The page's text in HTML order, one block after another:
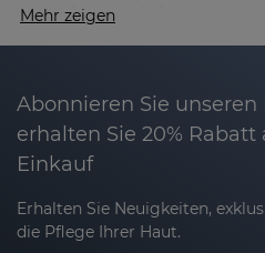
Was ist Azelainsäure
vielfältigen
Beruhigend:
Sebumregulierend:
Mehr zeigen
Abonnieren Sie
erhalten Sie 20%
Einkauf
Erhalten Sie Neuigkeiten,
die Pflege Ihrer Haut.